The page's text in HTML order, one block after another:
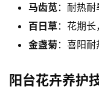
马齿苋：耐热
百日草：花期
金盏菊 ：喜阳
阳台花卉养护